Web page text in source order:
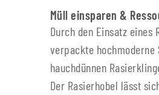
Müll einsparen &
Durch den Einsatz
verpackte
hauchdünnen
Der Rasierhobel lässt